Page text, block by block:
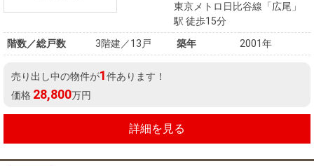
東京メトロ日比谷線「広尾」
駅 徒歩15分
階数／総戸数
3階建／13戸 築年 2001年
売り出し中の物件が1件あります！
価格 28,800万円
詳細を見る